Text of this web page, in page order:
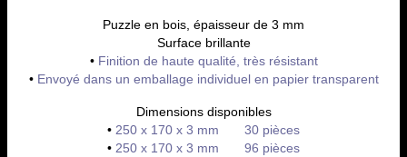
Puzzle en bois, épaisseur de 3 mm
Surface brillante
• Finition de haute qualité, très résistant
• Envoyé dans un emballage individuel en papier transparent
Dimensions disponibles
• 250 x 170 x 3 mm 30 pièces
• 250 x 170 x 3 mm 96 pièces